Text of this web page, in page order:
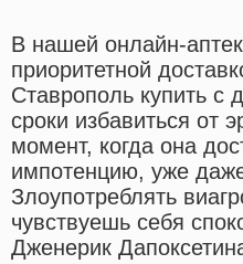
В нашей онлайн-
приоритетной
Ставрополь купить с
сроки избавиться от
момент, когда она
импотенцию, уже
Злоупотреблять
чувствуешь себя
Дженерик